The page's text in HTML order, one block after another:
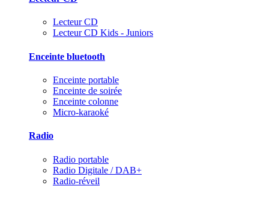
Lecteur CD
Lecteur CD Kids - Juniors
Enceinte bluetooth
Enceinte portable
Enceinte de soirée
Enceinte colonne
Micro-karaoké
Radio
Radio portable
Radio Digitale / DAB+
Radio-réveil